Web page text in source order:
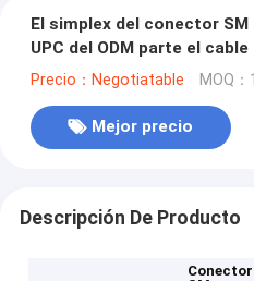
El simplex del conector
UPC del ODM parte el cable
Precio：Negotiatable MOQ
Mejor precio
Descripción De Producto